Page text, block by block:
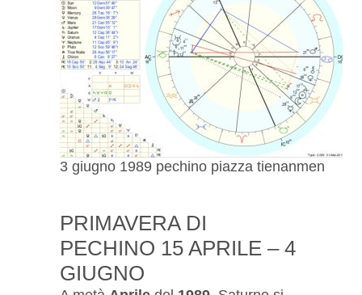
3 giugno 1989 pechino piazza tienanmen
PRIMAVERA DI
PECHINO 15 APRILE – 4
GIUGNO